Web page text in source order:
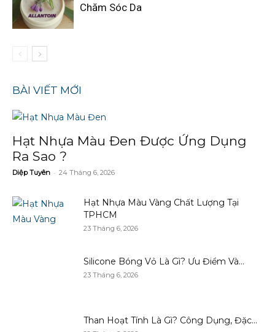
Chăm Sóc Da
BÀI VIẾT MỚI
Hạt Nhựa Màu Đen Được Ứng Dụng
Ra Sao ?
Diệp Tuyên - 24 Tháng 6, 2026
Hạt Nhựa Màu Vàng Chất Lượng Tại
TPHCM
23 Tháng 6, 2026
Silicone Bóng Vỏ Là Gì? Ưu Điểm Và...
23 Tháng 6, 2026
Than Hoạt Tính Là Gì? Công Dụng, Đặc...